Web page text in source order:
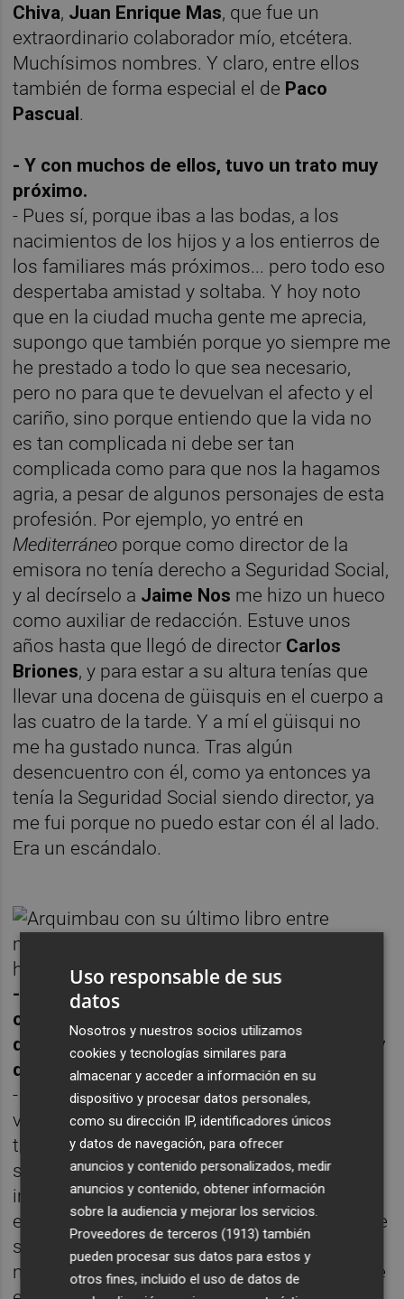
Chiva, Juan Enrique Mas, que fue un
extraordinario colaborador mío, etcétera.
Muchísimos nombres. Y claro, entre ellos
también de forma especial el de Paco
Pascual.
- Y con muchos de ellos, tuvo un trato muy
próximo.
- Pues sí, porque ibas a las bodas, a los
nacimientos de los hijos y a los entierros de
los familiares más próximos... pero todo eso
despertaba amistad y soltaba. Y hoy noto
que en la ciudad mucha gente me aprecia,
supongo que también porque yo siempre me
he prestado a todo lo que sea necesario,
pero no para que te devuelvan el afecto y el
cariño, sino porque entiendo que la vida no
es tan complicada ni debe ser tan
complicada como para que nos la hagamos
agria, a pesar de algunos personajes de esta
profesión. Por ejemplo, yo entré en
Mediterráneo porque como director de la
emisora no tenía derecho a Seguridad Social,
y al decírselo a Jaime Nos me hizo un hueco
como auxiliar de redacción. Estuve unos
años hasta que llegó de director Carlos
Briones, y para estar a su altura tenías que
llevar una docena de güisquis en el cuerpo a
las cuatro de la tarde. Y a mí el güisqui no
me ha gustado nunca. Tras algún
desencuentro con él, como ya entonces ya
tenía la Seguridad Social siendo director, ya
me fui porque no puedo estar con él al lado.
Era un escándalo.
- Pero lo suyo han sido definitivamente las
ondas. Y en la presentación del libro dice
que la radio ha sido una fábrica de sueños y
que sigue siéndolo.
- Claro. Por lo menos para los que hemos
vivido la radio. Continuamos abriendo el
transistor cuando la oímos y continúa
siendo una fábrica de sueños. Seguimos
imaginándonos la gente que sale, las
entrevistas que se hacen, los programas que
salen, aunque han cambiado mucho, de la
noche a la mañana. Hoy la radio no es lo que
Uso responsable de sus
datos
Nosotros y nuestros socios utilizamos
cookies y tecnologías similares para
almacenar y acceder a información en su
dispositivo y procesar datos personales,
como su dirección IP, identificadores únicos
y datos de navegación, para ofrecer
anuncios y contenido personalizados, medir
anuncios y contenido, obtener información
sobre la audiencia y mejorar los servicios.
Proveedores de terceros (1913) también
pueden procesar sus datos para estos y
otros fines, incluido el uso de datos de